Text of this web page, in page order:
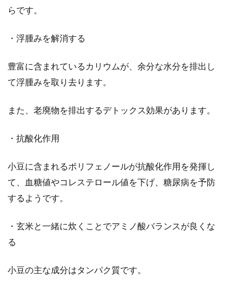
らです。
・浮腫みを解消する
豊富に含まれているカリウムが、余分な水分を排出し
て浮腫みを取り去ります。
また、老廃物を排出するデトックス効果があります。
・抗酸化作用
小豆に含まれるポリフェノールが抗酸化作用を発揮し
て、血糖値やコレステロール値を下げ、糖尿病を予防
するようです。
・玄米と一緒に炊くことでアミノ酸バランスが良くな
る
小豆の主な成分はタンパク質です。